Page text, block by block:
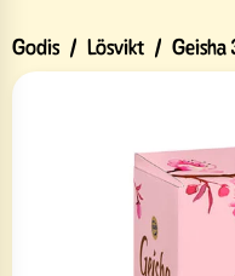
Godis / Lösvikt / Geisha